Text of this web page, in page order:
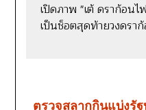
เปิดภาพ "เต้ ดราก้อน
เป็นช็อตสุดท้ายวงดรา